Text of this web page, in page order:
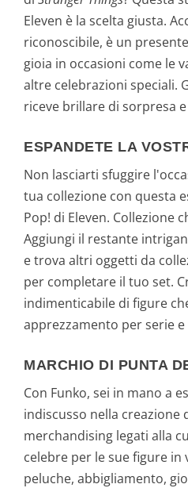
Eleven è la scelta giusta.
riconoscibile, è un
gioia in occasioni come le
altre celebrazioni speciali.
riceve brillare di sorpresa
ESPANDETE LA
Non lasciarti sfuggire
tua collezione con questa
Pop! di Eleven. Collezione
Aggiungi il restante
e trova altri oggetti da
per completare il tuo set.
indimenticabile di figure
apprezzamento per serie
MARCHIO DI PUNTA
Con Funko, sei in mano a
indiscusso nella creazione
merchandising legati alla
celebre per le sue figure in
peluche, abbigliamento,